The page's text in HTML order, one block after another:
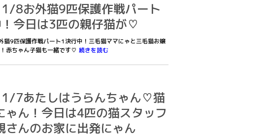
8お外猫9匹保護作戦パート
今日は3匹の親仔猫が♡
9匹保護作戦パート1決行中！三毛猫ママにゃと三毛猫お嬢
赤ちゃん子猫も一緒です♡ 続きを読む
7あたしはうらんちゃん♡猫
ゃん！今日は4匹の猫スタッフ
さんのお家に出発にゃん